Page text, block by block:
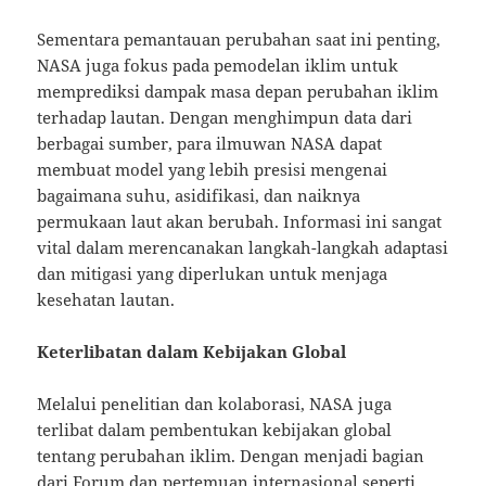
Sementara pemantauan perubahan saat ini penting,
NASA juga fokus pada pemodelan iklim untuk
memprediksi dampak masa depan perubahan iklim
terhadap lautan. Dengan menghimpun data dari
berbagai sumber, para ilmuwan NASA dapat
membuat model yang lebih presisi mengenai
bagaimana suhu, asidifikasi, dan naiknya
permukaan laut akan berubah. Informasi ini sangat
vital dalam merencanakan langkah-langkah adaptasi
dan mitigasi yang diperlukan untuk menjaga
kesehatan lautan.
Keterlibatan dalam Kebijakan Global
Melalui penelitian dan kolaborasi, NASA juga
terlibat dalam pembentukan kebijakan global
tentang perubahan iklim. Dengan menjadi bagian